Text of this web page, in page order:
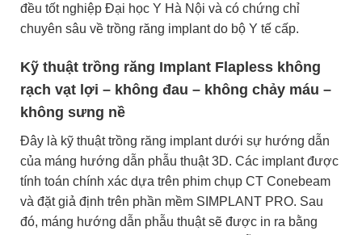
đều tốt nghiệp Đại học Y Hà Nội và có chứng chỉ
chuyên sâu về trồng răng implant do bộ Y tế cấp.
Kỹ thuật trồng răng Implant Flapless không
rạch vạt lợi – không đau – không chảy máu –
không sưng nề
Đây là kỹ thuật trồng răng implant dưới sự hướng dẫn
của máng hướng dẫn phẫu thuật 3D. Các implant được
tính toán chính xác dựa trên phim chụp CT Conebeam
và đặt giả định trên phần mềm SIMPLANT PRO. Sau
đó, máng hướng dẫn phẫu thuật sẽ được in ra bằng